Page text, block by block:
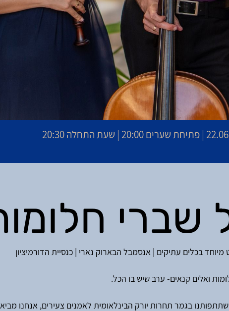
| שעת התחלה 20:30
שברי
מיוחד בכלים עתיקים | אנסמבל הבארוק נארי | כנסיית הדורמיציון
ואלים קנאים- ערב שיש בו הכל.
בגמר תחרות יורק הבינלאומית לאמנים צעירים, אנחנו